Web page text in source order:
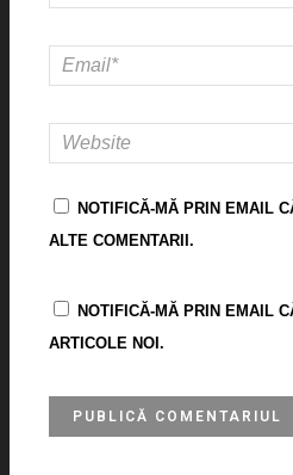
NOTIFICĂ-MĂ PRIN EMAIL
ALTE COMENTARII.
NOTIFICĂ-MĂ PRIN EMAIL
ARTICOLE NOI.